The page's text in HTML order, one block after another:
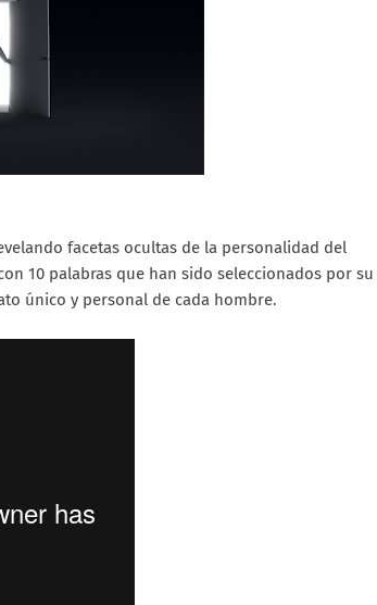
facetas ocultas de la personalidad del
10 palabras que han sido seleccionados por su
único y personal de cada hombre.